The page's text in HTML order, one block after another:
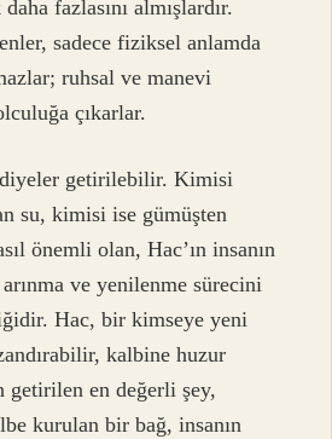
fazlasını almışlardır.
sadece fiziksel anlamda
ruhsal ve manevi
çıkarlar.
getirilebilir. Kimisi
su, kimisi ise gümüşten
önemli olan, Hac’ın insanın
ve yenilenme sürecini
Hac, bir kimseye yeni
kalbine huzur
getirilen en değerli şey,
kurulan bir bağ, insanın